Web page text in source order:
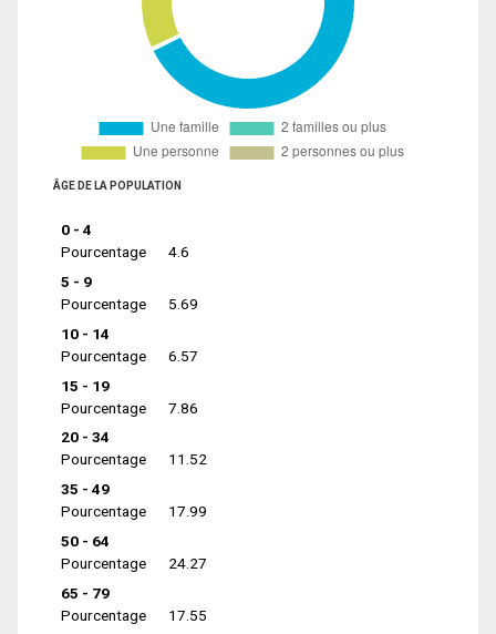
ÂGE DE LA POPULATION
0 - 4
Pourcentage
4.6
5 - 9
Pourcentage
5.69
10 - 14
Pourcentage
6.57
15 - 19
Pourcentage
7.86
20 - 34
Pourcentage
11.52
35 - 49
Pourcentage
17.99
50 - 64
Pourcentage
24.27
65 - 79
Pourcentage
17.55